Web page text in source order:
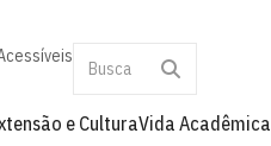
e CulturaVida Acadêmica